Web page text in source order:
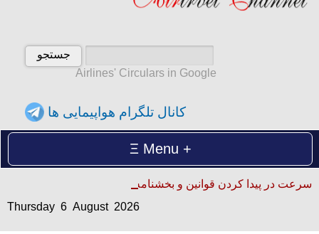
Airlines' Circulars in Google
کانال تلگرام هواپیمایی ها
Menu
سرعت در پیدا کردن قوانین و بخشنامه ها
Thursday 6 August 2026
Thursday 6 August 2026